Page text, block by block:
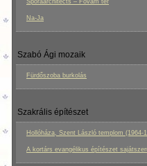
Sporaarchitects – Fővám tér
Na-Ja
Szabó Ági mozaik
Fürdőszoba burkolás
Szakrális építészet
Hollóháza, Szent László templom (1964-
A kortárs evangélikus építészet